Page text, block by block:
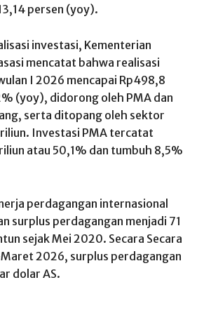
persen (yoy).
investasi, Kementerian
mencatat bahwa realisasi
I 2026 mencapai Rp498,8
(yoy), didorong oleh PMA dan
serta ditopang oleh sektor
Investasi PMA tercatat
atau 50,1% dan tumbuh 8,5%
perdagangan internasional
surplus perdagangan menjadi 71
sejak Mei 2020. Secara Secara
2026, surplus perdagangan
dolar AS.